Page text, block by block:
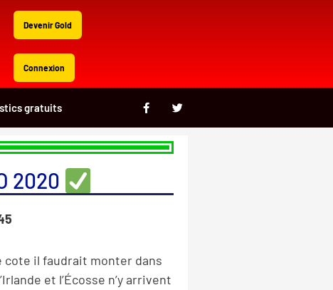
Devenir Gold
Connexion
gratuits
F
a
b
o
f
T
w
2020
cote il faudrait monter dans
et l’Écosse n’y arrivent